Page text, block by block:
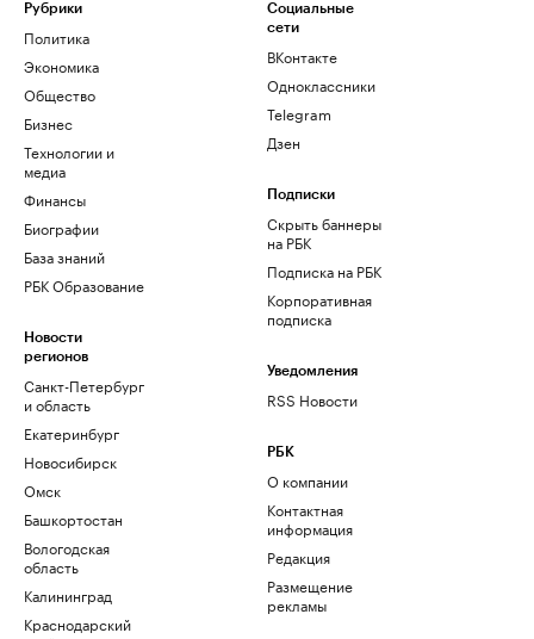
Рубрики
Политика
Экономика
Общество
Бизнес
Технологии и
медиа
Финансы
Биографии
База знаний
РБК Образование
Новости
регионов
Санкт-Петербург
и область
Екатеринбург
Новосибирск
Омск
Башкортостан
Вологодская
область
Калининград
Краснодарский
Социальные
сети
ВКонтакте
Одноклассники
Telegram
Дзен
Подписки
Скрыть баннеры
на РБК
Подписка на РБК
Корпоративная
подписка
Уведомления
RSS Новости
РБК
О компании
Контактная
информация
Редакция
Размещение
рекламы